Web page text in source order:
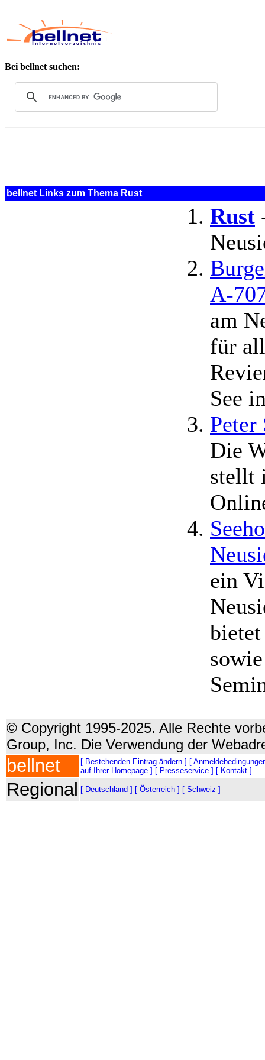
Bei bellnet suchen:
bellnet Links zum Thema Rust
Rust
A-
am
für
See
Peter
Die
stellt
ein
© Copyright 1995-2025. Alle Rechte
Group, Inc. Die Verwendung der
bellnet [ Bestehenden Eintrag ändern ] [
auf Ihrer Homepage ] [ Presseservice ] [ Kontakt ]
Regional [ Deutschland ] [ Österreich ] [ Schweiz ]